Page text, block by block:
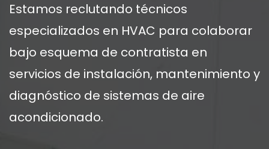
Estamos reclutando técnicos
especializados en HVAC para colaborar
bajo esquema de contratista en
servicios de instalación, mantenimiento y
diagnóstico de sistemas de aire
acondicionado.